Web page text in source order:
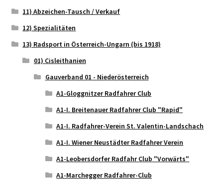
11) Abzeichen-Tausch / Verkauf
12) Spezialitäten
13) Radsport in Österreich-Ungarn (bis 1918)
01) Cisleithanien
Gauverband 01 - Niederösterreich
A1-Gloggnitzer Radfahrer Club
A1-I. Breitenauer Radfahrer Club "Rapid"
A1-I. Radfahrer-Verein St. Valentin-Landschach
A1-I. Wiener Neustädter Radfahrer Verein
A1-Leobersdorfer Radfahr Club "Vorwärts"
A1-Marchegger Radfahrer-Club